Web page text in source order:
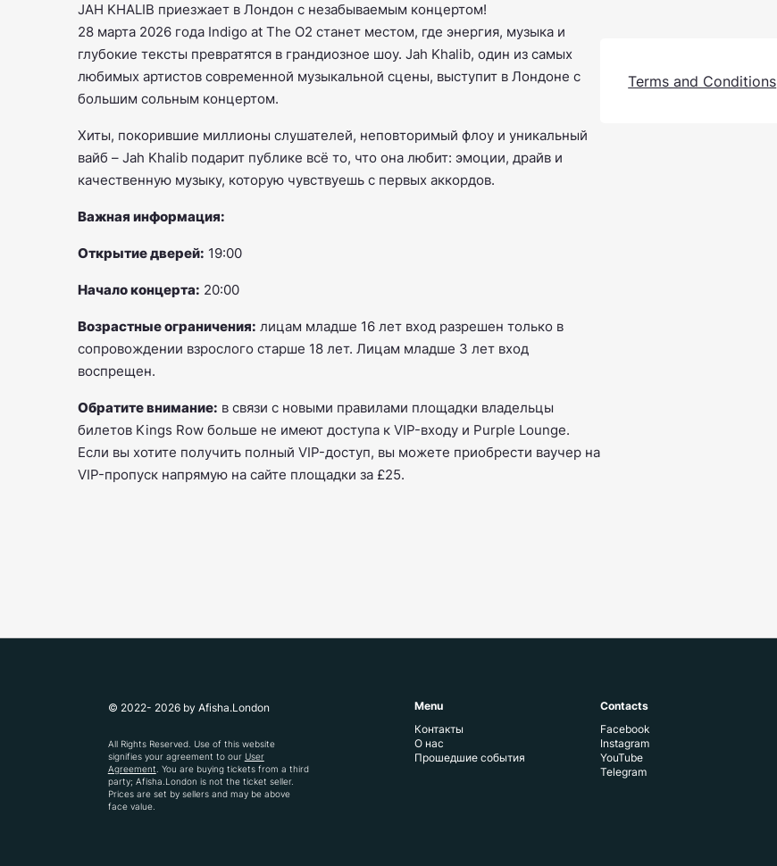
JAH KHALIB приезжает в Лондон с незабываемым концертом!
28 марта 2026 года Indigo at The O2 станет местом, где энергия, музыка и
глубокие тексты превратятся в грандиозное шоу. Jah Khalib, один из самых
любимых артистов современной музыкальной сцены, выступит в Лондоне с
большим сольным концертом.
Хиты, покорившие миллионы слушателей, неповторимый флоу и уникальный
вайб – Jah Khalib подарит публике всё то, что она любит: эмоции, драйв и
качественную музыку, которую чувствуешь с первых аккордов.
Важная информация:
Открытие дверей: 19:00
Начало концерта: 20:00
Возрастные ограничения: лицам младше 16 лет вход разрешен только в
сопровождении взрослого старше 18 лет. Лицам младше 3 лет вход
воспрещен.
Обратите внимание: в связи с новыми правилами площадки владельцы
билетов Kings Row больше не имеют доступа к VIP-входу и Purple Lounge.
Если вы хотите получить полный VIP-доступ, вы можете приобрести ваучер на
VIP-пропуск напрямую на сайте площадки за £25.
Terms and Conditions
© 2022- 2026 by Afisha.London
All Rights Reserved. Use of this website
signifies your agreement to our User
Agreement. You are buying tickets from a third
party; Afisha.London is not the ticket seller.
Prices are set by sellers and may be above
face value.
Menu
Контакты
О нас
Прошедшие события
Contacts
Facebook
Instagram
YouTube
Telegram